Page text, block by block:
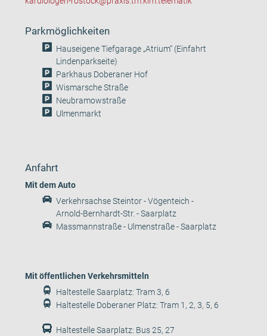
Parkmöglichkeiten
Hauseigene Tiefgarage „Atrium“ (Einfahrt
Lindenparkseite)
Parkhaus Doberaner Hof
Wismarsche Straße
Neubramowstraße
Ulmenmarkt
Anfahrt
Mit dem Auto
Verkehrsachse Steintor - Vögenteich -
Arnold-Bernhardt-Str. - Saarplatz
Massmannstraße - Ulmenstraße - Saarplatz
Mit öffentlichen Verkehrsmitteln
Haltestelle Saarplatz: Tram 3, 6
Haltestelle Doberaner Platz: Tram 1, 2, 3, 5, 6
Haltestelle Saarplatz: Bus 25, 27